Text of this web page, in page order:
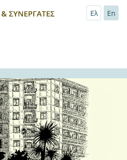
Ελ En